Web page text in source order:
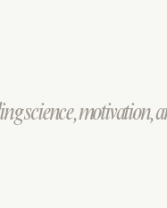
science, motivation,